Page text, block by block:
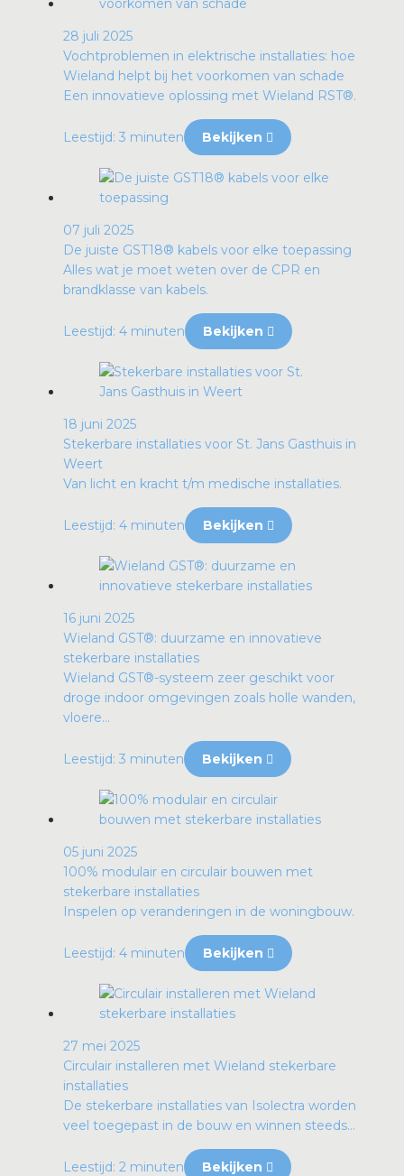
28 juli 2025
Vochtproblemen in elektrische installaties: hoe
Wieland helpt bij het voorkomen van schade
Een innovatieve oplossing met Wieland RST®.
Leestijd: 3 minuten Bekijken
07 juli 2025
De juiste GST18® kabels voor elke toepassing
Alles wat je moet weten over de CPR en
brandklasse van kabels.
Leestijd: 4 minuten Bekijken
18 juni 2025
Stekerbare installaties voor St. Jans Gasthuis in
Weert
Van licht en kracht t/m medische installaties.
Leestijd: 4 minuten Bekijken
16 juni 2025
Wieland GST®: duurzame en innovatieve
stekerbare installaties
Wieland GST®-systeem zeer geschikt voor
droge indoor omgevingen zoals holle wanden,
vloere...
Leestijd: 3 minuten Bekijken
05 juni 2025
100% modulair en circulair bouwen met
stekerbare installaties
Inspelen op veranderingen in de woningbouw.
Leestijd: 4 minuten Bekijken
27 mei 2025
Circulair installeren met Wieland stekerbare
installaties
De stekerbare installaties van Isolectra worden
veel toegepast in de bouw en winnen steeds...
Leestijd: 2 minuten Bekijken